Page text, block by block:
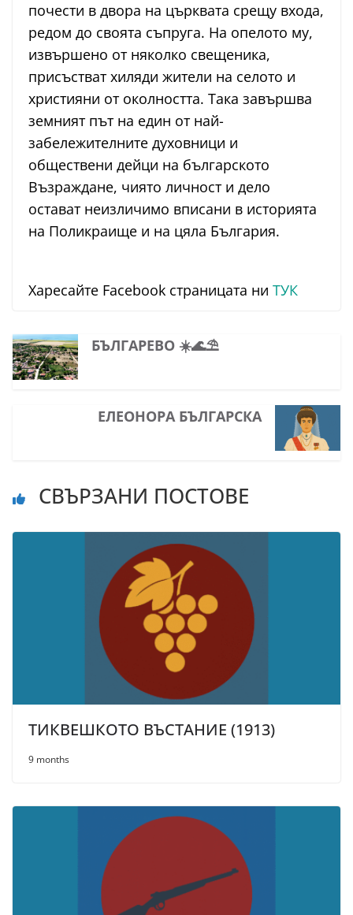
почести в двора на църквата срещу входа,
редом до своята съпруга. На опелото му,
извършено от няколко свещеника,
присъстват хиляди жители на селото и
християни от околността. Така завършва
земният път на един от най-
забележителните духовници и
обществени дейци на българското
Възраждане, чиято личност и дело
остават неизличимо вписани в историята
на Поликраище и на цяла България.
Харесайте Facebook страницата ни ТУК
БЪЛГАРЕВО ☀️🌊⛱
ЕЛЕОНОРА БЪЛГАРСКА
СВЪРЗАНИ ПОСТОВЕ
ТИКВЕШКОТО ВЪСТАНИЕ (1913)
9 months